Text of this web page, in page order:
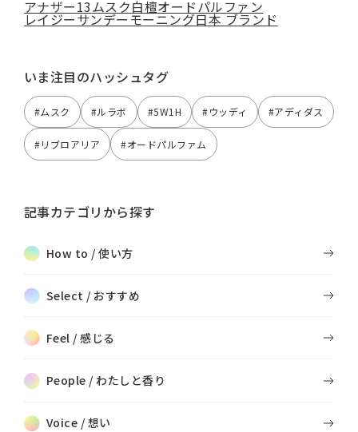
アナザー13ムスク白檀オードパルファン
レイジーサンデーモーニング日本 ブランド
いま注目のハッシュタグ
#ムスク #ルラボ #5W1H #ウッディ #アディダス
#リブロアリア #オードパルファム
記事カテゴリから探す
How to / 使い方
Select / おすすめ
Feel / 感じる
People / わたしと香り
Voice / 想い